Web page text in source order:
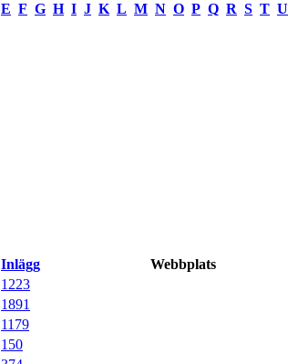
E F G H I J K L M N O P Q R S T U
Inlägg Webbplats
1223
1891
1179
150